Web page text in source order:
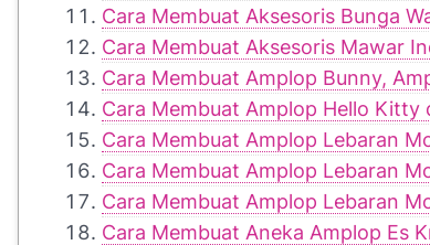
Cara Membuat Aksesoris Bunga
Cara Membuat Aksesoris Mawar
Cara Membuat Amplop Bunny,
Cara Membuat Amplop Hello Kitty
Cara Membuat Amplop Lebaran
Cara Membuat Amplop Lebaran
Cara Membuat Amplop Lebaran
Cara Membuat Aneka Amplop Es